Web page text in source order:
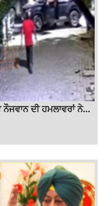
ਦੀ ਹਮਲਾਵਰਾਂ ਨੇ...